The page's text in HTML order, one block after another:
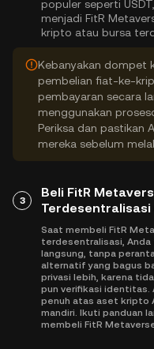
populer seperti
menjadi FitR
kripto atau bursa
Kebanyakan dompet
pembelian fiat-ke-
pembayaran secara
menggunakan
Periksa dan pastikan
mereka sebelum
3
Beli FitR
Terdesentralisasi
Saat membeli FitR
terdesentralisasi, Anda
langsung, tanpa
alternatif yang bagus
privasi lebih, karena
pun verifikasi identitas.
penuh atas aset kripto
mandiri. Ikuti panduan
membeli FitR